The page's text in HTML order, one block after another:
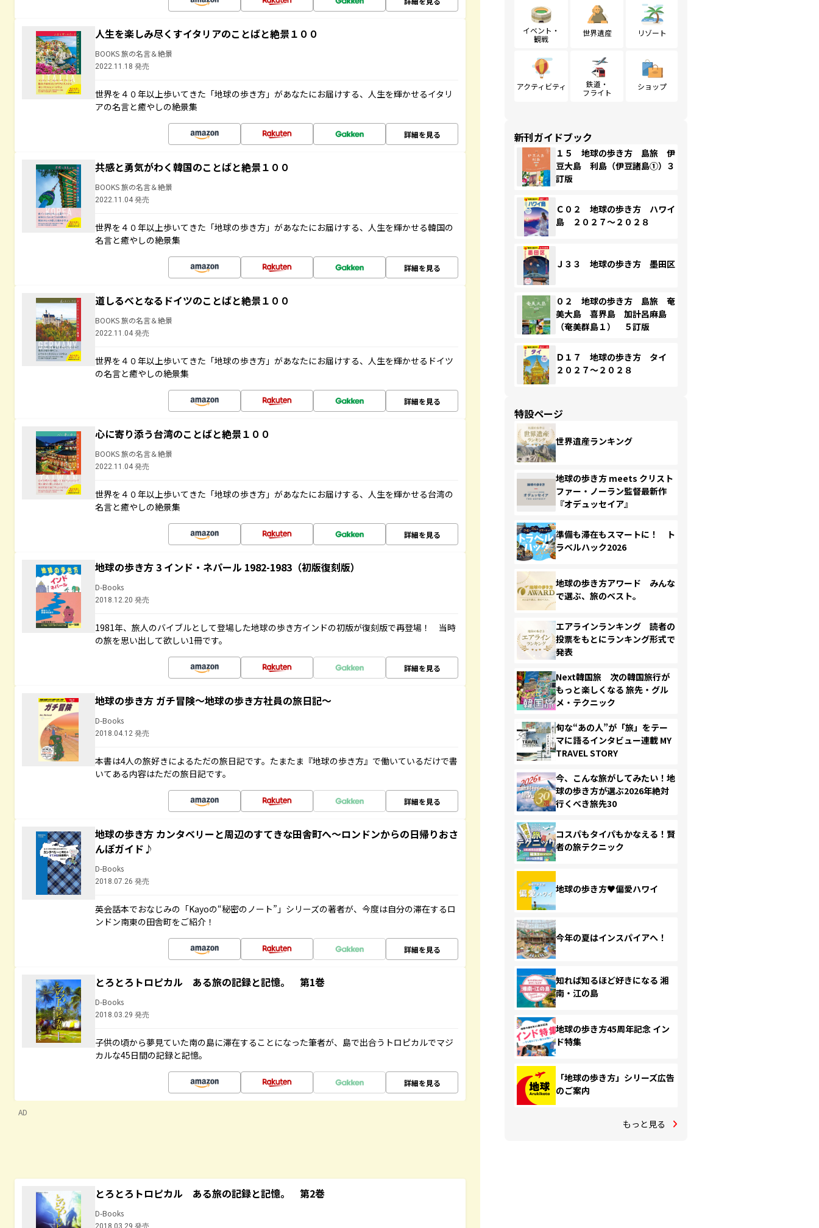
人生を楽しみ尽くすイタリアのことばと絶景１００
BOOKS 旅の名言＆絶景
2022.11.18 発売
世界を４０年以上歩いてきた「地球の歩き方」があなたにお届けする、人生を輝かせるイタリ
アの名言と癒やしの絶景集
詳細を見る
共感と勇気がわく韓国のことばと絶景１００
BOOKS 旅の名言＆絶景
2022.11.04 発売
世界を４０年以上歩いてきた「地球の歩き方」があなたにお届けする、人生を輝かせる韓国の
名言と癒やしの絶景集
詳細を見る
道しるべとなるドイツのことばと絶景１００
BOOKS 旅の名言＆絶景
2022.11.04 発売
世界を４０年以上歩いてきた「地球の歩き方」があなたにお届けする、人生を輝かせるドイツ
の名言と癒やしの絶景集
詳細を見る
心に寄り添う台湾のことばと絶景１００
BOOKS 旅の名言＆絶景
2022.11.04 発売
世界を４０年以上歩いてきた「地球の歩き方」があなたにお届けする、人生を輝かせる台湾の
名言と癒やしの絶景集
詳細を見る
地球の歩き方 3 インド・ネパール 1982-1983（初版復刻版）
D-Books
2018.12.20 発売
1981年、旅人のバイブルとして登場した地球の歩き方インドの初版が復刻版で再登場！ 当時
の旅を思い出して欲しい1冊です。
詳細を見る
地球の歩き方 ガチ冒険～地球の歩き方社員の旅日記～
D-Books
2018.04.12 発売
本書は4人の旅好きによるただの旅日記です。たまたま『地球の歩き方』で働いているだけで書
いてある内容はただの旅日記です。
詳細を見る
地球の歩き方 カンタベリーと周辺のすてきな田舎町へ～ロンドンからの日帰りおさ
んぽガイド♪
D-Books
2018.07.26 発売
英会話本でおなじみの「Kayoの“秘密のノート”」シリーズの著者が、今度は自分の滞在するロ
ンドン南東の田舎町をご紹介！
詳細を見る
とろとろトロピカル ある旅の記録と記憶。 第1巻
D-Books
2018.03.29 発売
子供の頃から夢見ていた南の島に滞在することになった筆者が、島で出合うトロピカルでマジ
カルな45日間の記録と記憶。
詳細を見る
AD
とろとろトロピカル ある旅の記録と記憶。 第2巻
D-Books
2018.03.29 発売
イベント・
観戦
世界遺産 リゾート
アクティビティ
鉄道・
フライト
ショップ
新刊ガイドブック
１５ 地球の歩き方 島旅 伊
豆大島 利島（伊豆諸島①）３
訂版
Ｃ０２ 地球の歩き方 ハワイ
島 ２０２７～２０２８
Ｊ３３ 地球の歩き方 墨田区
０２ 地球の歩き方 島旅 奄
美大島 喜界島 加計呂麻島
（奄美群島１） ５訂版
Ｄ１７ 地球の歩き方 タイ
２０２７～２０２８
特設ページ
世界遺産ランキング
地球の歩き方 meets クリスト
ファー・ノーラン監督最新作
『オデュッセイア』
準備も滞在もスマートに！ ト
ラベルハック2026
地球の歩き方アワード みんな
で選ぶ、旅のベスト。
エアラインランキング 読者の
投票をもとにランキング形式で
発表
Next韓国旅 次の韓国旅行が
もっと楽しくなる 旅先・グル
メ・テクニック
旬な“あの人”が「旅」をテー
マに語るインタビュー連載 MY
TRAVEL STORY
今、こんな旅がしてみたい！地
球の歩き方が選ぶ2026年絶対
行くべき旅先30
コスパもタイパもかなえる！賢
者の旅テクニック
地球の歩き方♥偏愛ハワイ
今年の夏はインスパイアへ！
知れば知るほど好きになる 湘
南・江の島
地球の歩き方45周年記念 イン
ド特集
「地球の歩き方」シリーズ広告
のご案内
もっと見る